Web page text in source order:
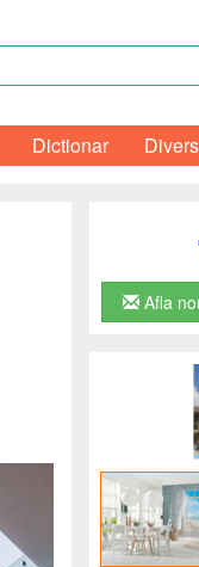
Dictionar
Afla